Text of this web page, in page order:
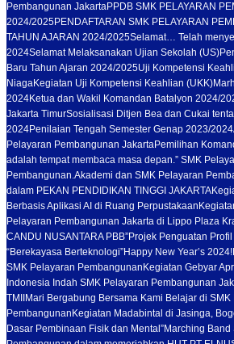
Pembangunan JakartaPPDB SMK PELAYARAN
2024/2025PENDAFTARAN SMK PELAYARAN
TAHUN AJARAN 2024/2025Selamat… Telah
2024Selamat Melaksanakan Ujian Sekolah (US)
Baru Tahun Ajaran 2024/2025Uji Kompetensi
NiagaKegiatan Uji Kompetensi Keahlian (UKK)
2024Ketua dan Wakil Komandan Batalyon 2024/
Jakarta TimurSosialisasi Ditjen Bea dan Cukai
2024Penilaian Tengah Semester Genap 2023/2024
Pelayaran Pembangunan JakartaPemilihan
adalah tempat membaca masa depan.” SMK
Pembangunan.Akademi dan SMK Pelayaran
dalam PEKAN PENDIDIKAN TINGGI JAKARTA
Berbasis Aplikasi AI di Ruang Perpustakaan
Pelayaran Pembangunan Jakarta di Lippo Plaza
CANDU NUSANTARA PBB”Projek Penguatan
“Berekayasa Berteknologi”Happy New Year’s 2024!
SMK Pelayaran Pembangunan Kegiatan Gebyar
Indonesia Indah SMK Pelayaran Pembangunan
TMII
Mari Bergabung Bersama Kami Belajar di SMK
Pembangunan Kegiatan Madabintal di Jasinga,
Dasar Pembinaan Fisik dan Mental”Marching Band